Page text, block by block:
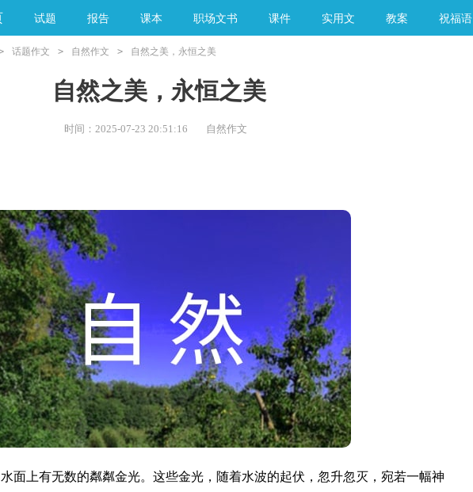
试题 报告 课本 职场文书 课件 实用文 教案 祝福语
阅读理解 亲子教育 手工素材
话题作文 > 自然作文 > 自然之美，永恒之美
自然之美，永恒之美
时间：2025-07-23 20:51:16 自然作文
上有无数的粼粼金光。这些金光，随着水波的起伏，忽升忽灭，宛若一幅神